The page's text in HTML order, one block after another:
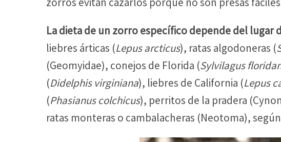
La dieta de un zorro específico depende del lugar
liebres árticas (Lepus arcticus), ratas algodoneras (
(Geomyidae), conejos de Florida (Sylvilagus
(Didelphis virginiana), liebres de California (Lepus
(Phasianus colchicus), perritos de la pradera
ratas monteras o cambalacheras (Neotoma),